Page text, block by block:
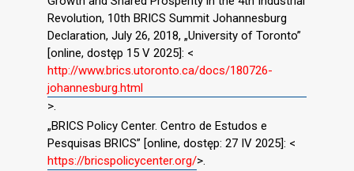
Revolution, 10th BRICS Summit Johannesburg
Declaration, July 26, 2018, „University of Toronto”
[online, dostęp 15 V 2025]: <
http://www.brics.utoronto.ca/docs/180726-
johannesburg.html
>.
„BRICS Policy Center. Centro de Estudos e
Pesquisas BRICS” [online, dostęp: 27 IV 2025]: <
https://bricspolicycenter.org/>.